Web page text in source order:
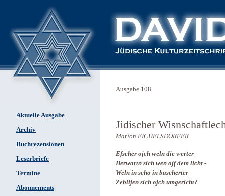
Aktuelle Ausgabe
Archiv
Buchrezensionen
Leserbriefe
Termine
Abonnements
Ausgabe 108
Jidischer
Marion EICHELSDÖRFER
Efscher ojch weln die werter
Derwartn sich wen ojf dem licht -
Weln in scho in bascherter
Zeblijen sich ojch umgericht?